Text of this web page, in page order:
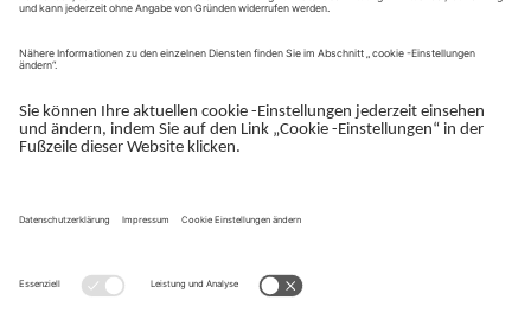
Kundenzufriedenheit. Durch die Teilnahme helfen Sie uns,
Impressum Datenschutz